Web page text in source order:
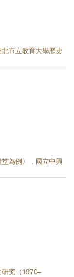
市立教育大學歷史
堂為例〉，國立中興
研究（1970–